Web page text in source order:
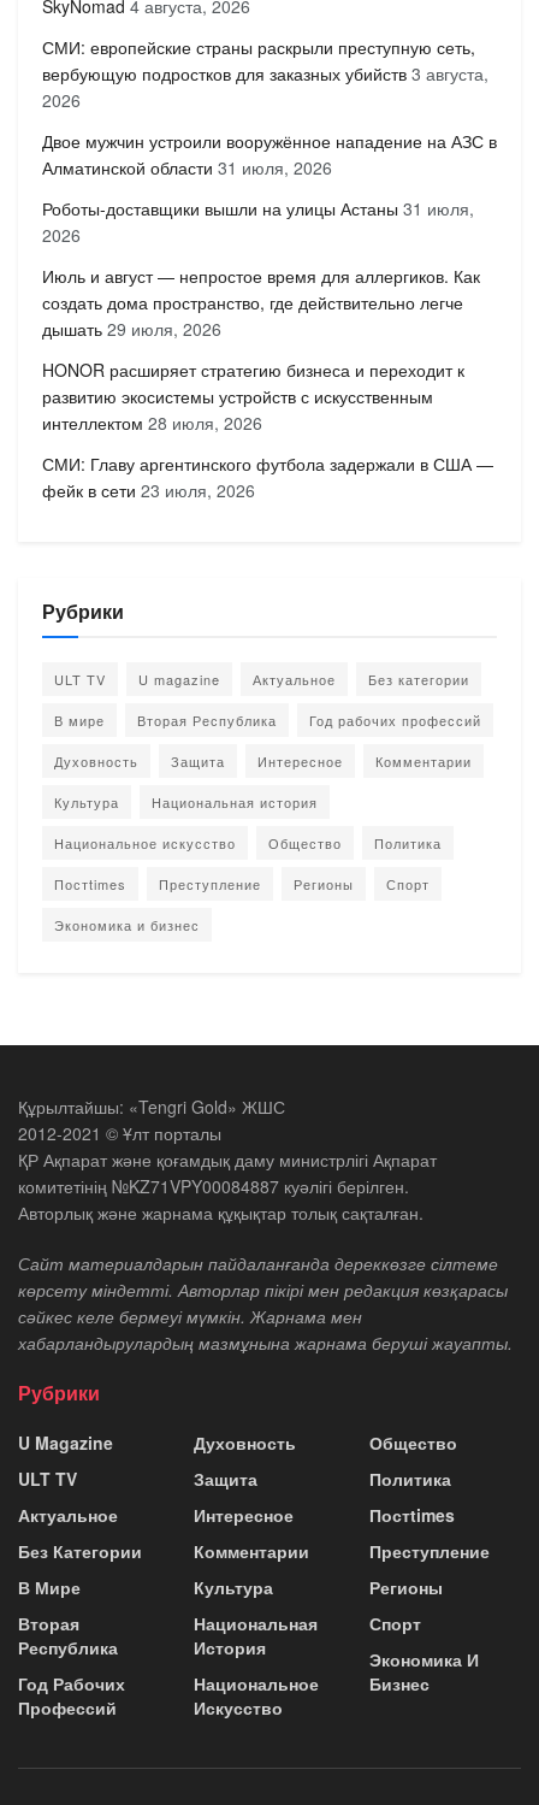
SkyNomad 4 августа, 2026
СМИ: европейские страны раскрыли преступную сеть,
вербующую подростков для заказных убийств 3 августа,
2026
Двое мужчин устроили вооружённое нападение на АЗС в
Алматинской области 31 июля, 2026
Роботы-доставщики вышли на улицы Астаны 31 июля,
2026
Июль и август — непростое время для аллергиков. Как
создать дома пространство, где действительно легче
дышать 29 июля, 2026
HONOR расширяет стратегию бизнеса и переходит к
развитию экосистемы устройств с искусственным
интеллектом 28 июля, 2026
СМИ: Главу аргентинского футбола задержали в США —
фейк в сети 23 июля, 2026
Рубрики
ULT TV U magazine Актуальное Без категории
В мире Вторая Республика Год рабочих профессий
Духовность Защита Интересное Комментарии
Культура Национальная история
Национальное искусство Общество Политика
Постtimes Преступление Регионы Спорт
Экономика и бизнес
Құрылтайшы: «Tengri Gold» ЖШС
2012-2021 © Ұлт порталы
ҚР Ақпарат және қоғамдық даму министрлігі Ақпарат
комитетінің №KZ71VPY00084887 куәлігі берілген.
Авторлық және жарнама құқықтар толық сақталған.
Сайт материалдарын пайдаланғанда дереккөзге сілтеме
көрсету міндетті. Авторлар пікірі мен редакция көзқарасы
сәйкес келе бермеуі мүмкін. Жарнама мен
хабарландырулардың мазмұнына жарнама беруші жауапты.
Рубрики
U Magazine
ULT TV
Актуальное
Без Категории
В Мире
Вторая
Республика
Год Рабочих
Профессий
Духовность
Защита
Интересное
Комментарии
Культура
Национальная
История
Национальное
Искусство
Общество
Политика
Постtimes
Преступление
Регионы
Спорт
Экономика И
Бизнес